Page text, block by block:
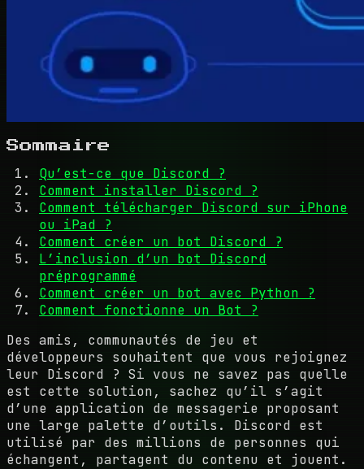
Sommaire
Qu’est-ce que Discord ?
Comment installer Discord ?
Comment télécharger Discord sur iPhone
ou iPad ?
Comment créer un bot Discord ?
L’inclusion d’un bot Discord
préprogrammé
Comment créer un bot avec Python ?
Comment fonctionne un Bot ?
Des amis, communautés de jeu et
développeurs souhaitent que vous rejoignez
leur Discord ? Si vous ne savez pas quelle
est cette solution, sachez qu’il s’agit
d’une application de messagerie proposant
une large palette d’outils. Discord est
utilisé par des millions de personnes qui
échangent, partagent du contenu et jouent.